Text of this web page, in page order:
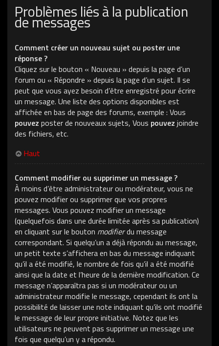
Problèmes liés à la publication
de messages
Comment créer un nouveau sujet ou poster une
réponse ?
Cliquez sur le bouton « Nouveau » depuis la page d’un
forum ou « Répondre » depuis la page d’un sujet. Il se
peut que vous ayez besoin d’être enregistré pour écrire
un message. Une liste des options disponibles est
affichée en bas de page des forums, exemple : Vous
pouvez poster de nouveaux sujets, Vous pouvez joindre
des fichiers, etc.
Haut
Comment modifier ou supprimer un message ?
À moins d’être administrateur ou modérateur, vous ne
pouvez modifier ou supprimer que vos propres
messages. Vous pouvez modifier un message
(quelquefois dans une durée limitée après sa publication)
en cliquant sur le bouton modifierdu message
correspondant. Si quelqu’un a déjà répondu au message,
un petit texte s’affichera en bas du message indiquant
qu’il a été modifié, le nombre de fois qu’il a été modifié
ainsi que la date et l’heure de la dernière modification. Ce
message n’apparaîtra pas si un modérateur ou un
administrateur modifie le message, cependant ils ont la
possibilité de laisser une note indiquant qu’ils ont modifié
le message de leur propre initiative. Notez que les
utilisateurs ne peuvent pas supprimer un message une
fois que quelqu’un y a répondu.